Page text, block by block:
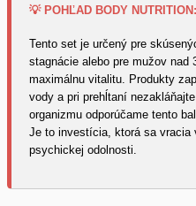
💡 POHĽAD BODY NUTRITION:
Tento set je určený pre
stagnácie alebo pre mužov nad
maximálnu vitalitu. Produkty
vody a pri prehĺtaní
organizmu odporúčame tento
Je to investícia, ktorá sa vracia
psychickej odolnosti.